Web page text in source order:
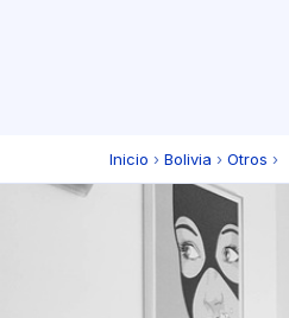
Inicio › Bolivia › Otros ›